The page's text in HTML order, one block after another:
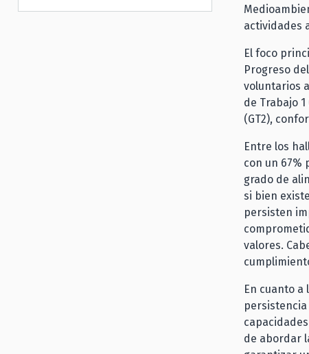
actividades
El foco
Progreso
voluntarios
de Trabajo
(GT2),
Entre los
con un 67%
grado de
si bien
persisten
valores.
En cuanto a
de abordar